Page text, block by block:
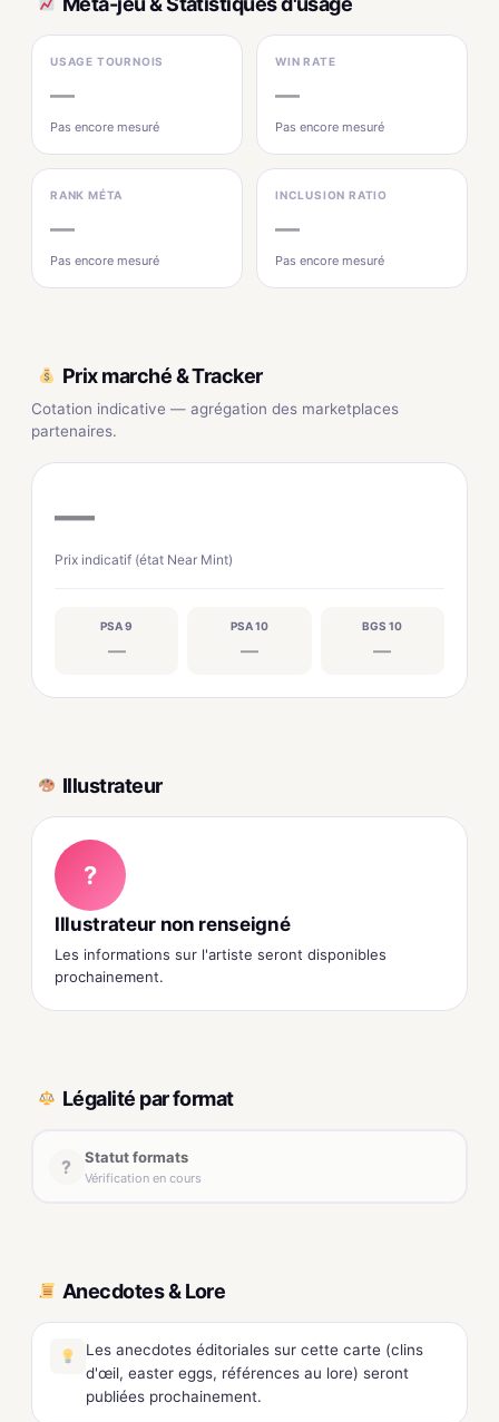
USAGE TOURNOIS
—
Pas encore mesuré
WIN RATE
—
Pas encore mesuré
RANK MÉTA
—
Pas encore mesuré
INCLUSION RATIO
—
Pas encore mesuré
Prix marché & Tracker
Cotation indicative — agrégation des marketplaces
partenaires.
—
Prix indicatif (état Near Mint)
PSA 9
—
PSA 10
—
BGS 10
—
Illustrateur
?
Illustrateur non renseigné
Les informations sur l'artiste seront disponibles
prochainement.
Légalité par format
? Statut formats
Vérification en cours
Anecdotes & Lore
Les anecdotes éditoriales sur cette carte (clins
d'œil, easter eggs, références au lore) seront
publiées prochainement.